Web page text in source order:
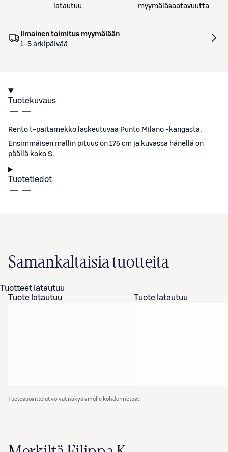
latautuu
myymäläsaatavuutta
Ilmainen toimitus myymälään
1–5 arkipäivää
Tuotekuvaus
Rento t-paitamekko laskeutuvaa Punto Milano -kangasta.
Ensimmäisen mallin pituus on 175 cm ja kuvassa hänellä on
päällä koko S.
Tuotetiedot
Samankaltaisia tuotteita
Tuotteet latautuu
Tuote latautuu
Tuote latautuu
Tuotesuosittelut voivat näkyä sinulle kohdennetusti